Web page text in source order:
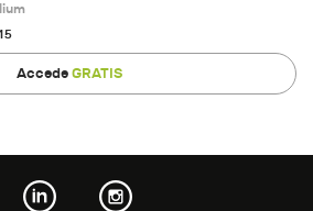
AccedeGRATIS